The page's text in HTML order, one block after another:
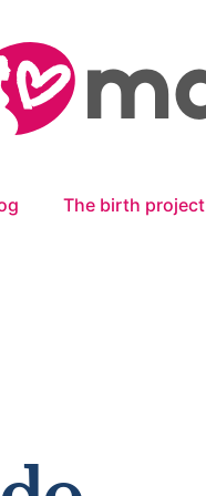
The birth project